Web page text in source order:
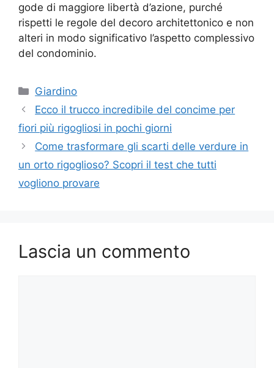
gode di maggiore libertà d’azione, purché
rispetti le regole del decoro architettonico e non
alteri in modo significativo l’aspetto complessivo
del condominio.
Categorie
Giardino
Ecco il trucco incredibile del concime per
fiori più rigogliosi in pochi giorni
Come trasformare gli scarti delle verdure in
un orto rigoglioso? Scopri il test che tutti
vogliono provare
Lascia un commento